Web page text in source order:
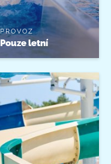
PROVOZ
Pouze letní